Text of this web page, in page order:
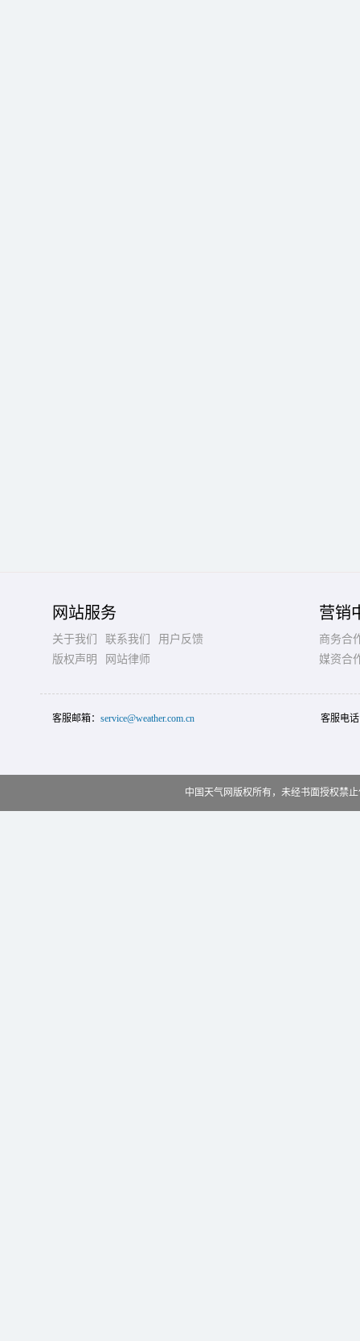
网站服务
关于我们 联系我们
用户反馈
版权声明
网站律师
营销
商务合
媒资合
客服邮箱： service@weather.com.cn 客服电
中国天气网版权所有，未经书面授权